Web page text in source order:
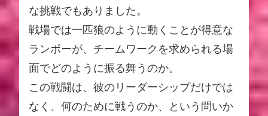
な挑戦でもありました。
戦場では一匹狼のように動くことが得意な
ランボーが、チームワークを求められる場
面でどのように振る舞うのか。
この戦闘は、彼のリーダーシップだけでは
なく、何のために戦うのか、という問いか